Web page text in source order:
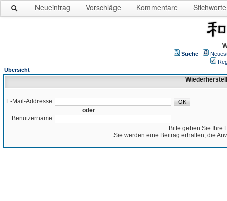
Neueintrag Vorschläge Kommentare Stichworte
Suche
Übersicht
E-Mail-Addresse:
oder
Benutzername:
Bitte geben Sie Ihre
Sie werden eine Beitrag erhalten, die